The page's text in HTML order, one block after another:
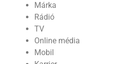
Márka
Rádió
TV
Online média
Mobil